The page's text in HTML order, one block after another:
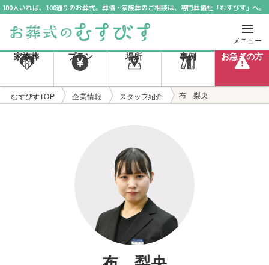
100人いれば、100通りのお葬式。葬儀・家族葬のご相談は、専門葬儀社「むすびす」へ。
メニュー
家族葬 プラン 場所 事例 お急ぎの方
むすびすTOP 企業情報 スタッフ紹介 布 梨央